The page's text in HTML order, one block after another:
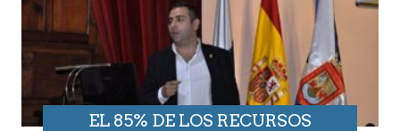
EL 85% DE LOS RECURSOS